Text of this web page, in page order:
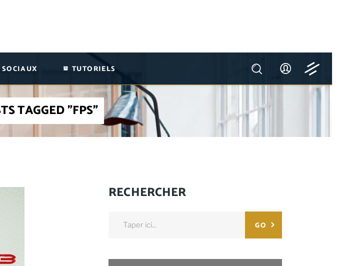
SOCIAUX TUTORIELS
TAGGED "FPS"
RECHERCHER
GO